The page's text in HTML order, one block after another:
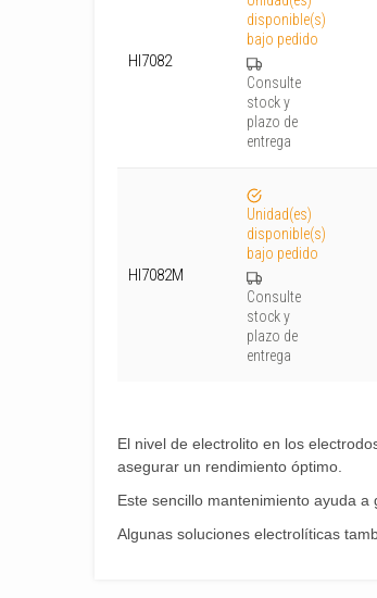
HI7082
disponible(s)
bajo pedido
Consulte
stock y
plazo de
entrega
HI7082M
Unidad(es)
disponible(s)
bajo pedido
Consulte
stock y
plazo de
entrega
El nivel de electrolito en los
asegurar un rendimiento óptimo.
Este sencillo mantenimiento ayuda
Algunas soluciones electrolíticas